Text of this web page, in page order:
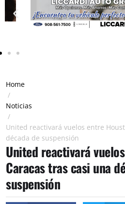
Home
/
Noticias
/
United reactivará vuelos entre
década de suspensión
United reactivará
Caracas tras casi una
suspensión